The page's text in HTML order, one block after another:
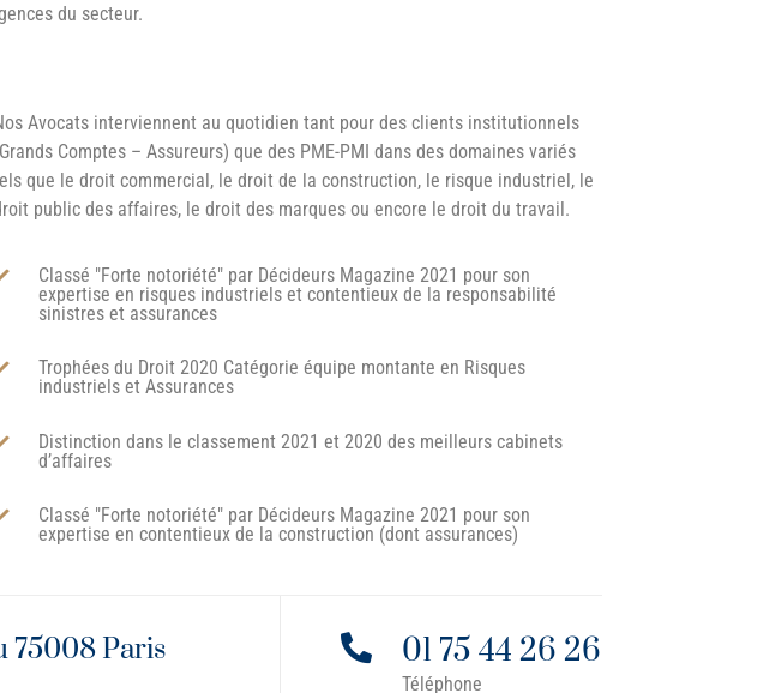
du secteur.
Avocats interviennent au quotidien tant pour des clients institutionnels
Comptes – Assureurs) que des PME-PMI dans des domaines variés
que le droit commercial, le droit de la construction, le risque industriel, le
public des affaires, le droit des marques ou encore le droit du travail.
Classé "Forte notoriété" par Décideurs Magazine 2021 pour son
expertise en risques industriels et contentieux de la responsabilité
sinistres et assurances
Trophées du Droit 2020 Catégorie équipe montante en Risques
industriels et Assurances
Distinction dans le classement 2021 et 2020 des meilleurs cabinets
d’affaires
Classé "Forte notoriété" par Décideurs Magazine 2021 pour son
expertise en contentieux de la construction (dont assurances)
75008 Paris  01 75 44 26 26
Téléphone